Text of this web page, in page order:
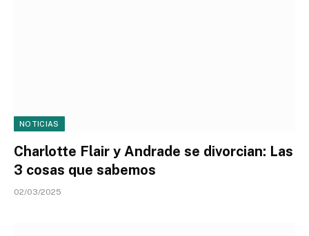
NOTICIAS
Charlotte Flair y Andrade se divorcian: Las
3 cosas que sabemos
02/03/2025